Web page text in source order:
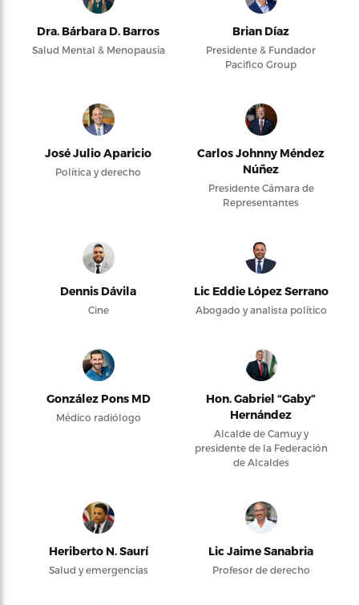
Dra. Bárbara D. Barros
Salud Mental & Menopausia
Brian Díaz
Presidente & Fundador
Pacifico Group
José Julio Aparicio
Política y derecho
Carlos Johnny Méndez
Núñez
Presidente Cámara de
Representantes
Dennis Dávila
Cine
Lic Eddie López Serrano
Abogado y analista político
González Pons MD
Médico radiólogo
Hon. Gabriel “Gaby”
Hernández
Alcalde de Camuy y
presidente de la Federación
de Alcaldes
Heriberto N. Saurí
Salud y emergencias
Lic Jaime Sanabria
Profesor de derecho